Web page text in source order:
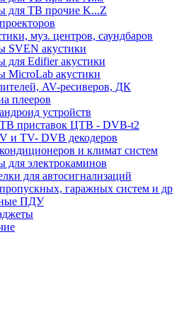
для ТВ прочие K...Z
муз. центров, саундбаров
SVEN акустики
для Edifier акустики
MicroLab акустики
AV-ресиверов, ДК
плееров
устройств
приставок ЦТВ - DVB-t2
и TV- DVB декодеров
и климат систем
для электрокаминов
для автосигнализаций
гаражных систем и др
ПДУ